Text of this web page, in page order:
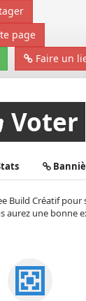
page
Faire un
Voter
Build Créatif pour
aurez une bonne